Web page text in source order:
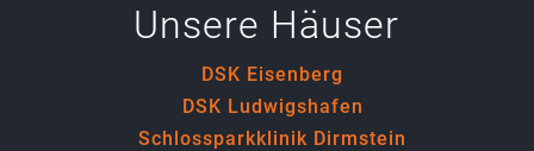
Unsere Häuser
DSK Eisenberg
DSK Ludwigshafen
Schlossparkklinik Dirmstein